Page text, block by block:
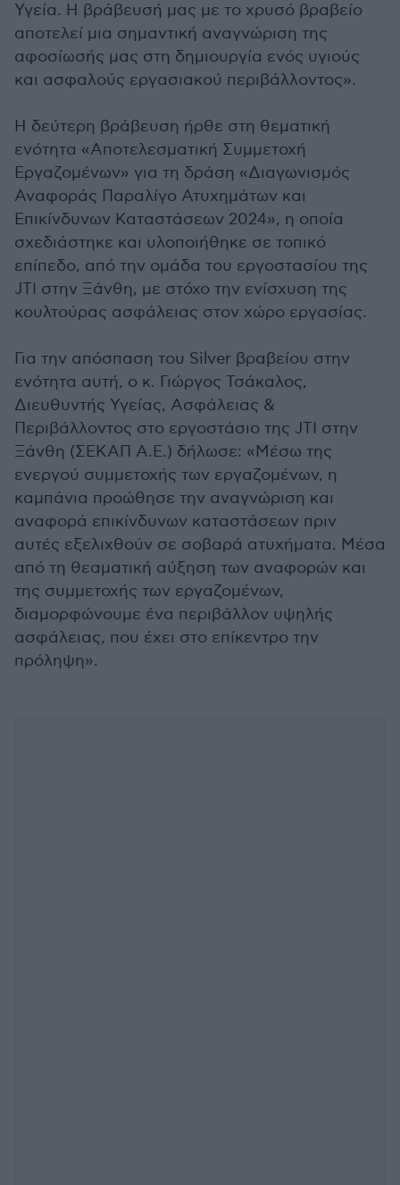
Υγεία. Η βράβευσή μας με το χρυσό βραβείο
αποτελεί μια σημαντική αναγνώριση της
αφοσίωσής μας στη δημιουργία ενός υγιούς
και ασφαλούς εργασιακού περιβάλλοντος».
Η δεύτερη βράβευση ήρθε στη θεματική
ενότητα «Αποτελεσματική Συμμετοχή
Εργαζομένων» για τη δράση «Διαγωνισμός
Αναφοράς Παραλίγο Ατυχημάτων και
Επικίνδυνων Καταστάσεων 2024», η οποία
σχεδιάστηκε και υλοποιήθηκε σε τοπικό
επίπεδο, από την ομάδα του εργοστασίου της
JTI στην Ξάνθη, με στόχο την ενίσχυση της
κουλτούρας ασφάλειας στον χώρο εργασίας.
Για την απόσπαση του Silver βραβείου στην
ενότητα αυτή, ο κ. Γιώργος Τσάκαλος,
Διευθυντής Υγείας, Ασφάλειας &
Περιβάλλοντος στο εργοστάσιο της JTI στην
Ξάνθη (ΣΕΚΑΠ Α.Ε.) δήλωσε: «Μέσω της
ενεργού συμμετοχής των εργαζομένων, η
καμπάνια προώθησε την αναγνώριση και
αναφορά επικίνδυνων καταστάσεων πριν
αυτές εξελιχθούν σε σοβαρά ατυχήματα. Μέσα
από τη θεαματική αύξηση των αναφορών και
της συμμετοχής των εργαζομένων,
διαμορφώνουμε ένα περιβάλλον υψηλής
ασφάλειας, που έχει στο επίκεντρο την
πρόληψη».